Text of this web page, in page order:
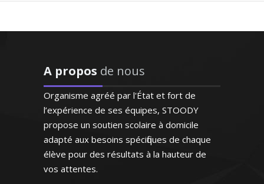
"Enseignant de très grande
Je forme aussi les adultes pour les
n’est plus une langue inaccessible. Je
saurai vous aider à la maîtriser
Madame D. Monique – Professeur
A propos de nous
Organisme agréé par l'État et fort de
l’expérience de ses équipes, STOODY
propose un soutien scolaire à domicile
adapté aux besoins spécifiques de chaque
élève pour des résultats à la hauteur de
vos attentes.